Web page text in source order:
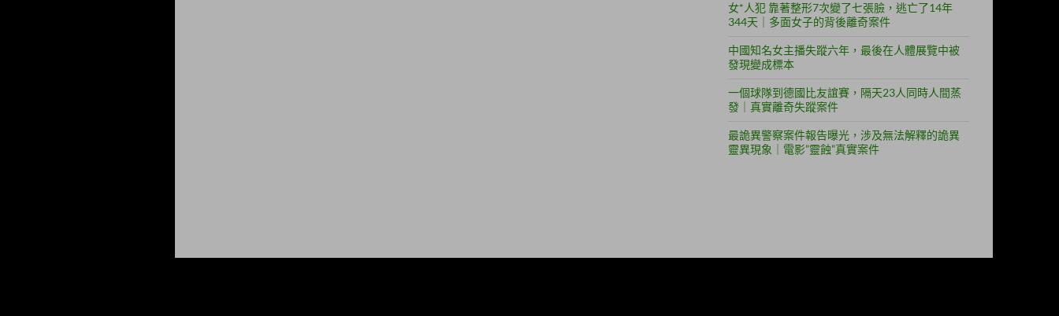
女*人犯 靠著整形7次變了七張臉，逃亡了14年
344天｜多面女子的背後離奇案件
中國知名女主播失蹤六年，最後在人體展覽中被
發現變成標本
一個球隊到德國比友誼賽，隔天23人同時人間蒸
發｜真實離奇失蹤案件
最詭異警察案件報告曝光，涉及無法解釋的詭異
靈異現象｜電影”靈蝕”真實案件